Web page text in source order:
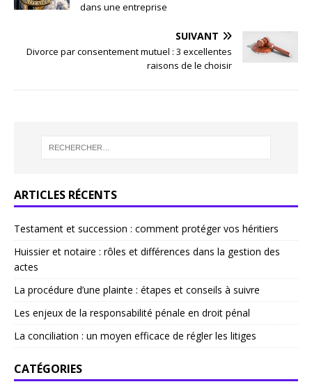
dans une entreprise
SUIVANT
Divorce par consentement mutuel : 3 excellentes
raisons de le choisir
ARTICLES RÉCENTS
Testament et succession : comment protéger vos héritiers
Huissier et notaire : rôles et différences dans la gestion des
actes
La procédure d’une plainte : étapes et conseils à suivre
Les enjeux de la responsabilité pénale en droit pénal
La conciliation : un moyen efficace de régler les litiges
CATÉGORIES